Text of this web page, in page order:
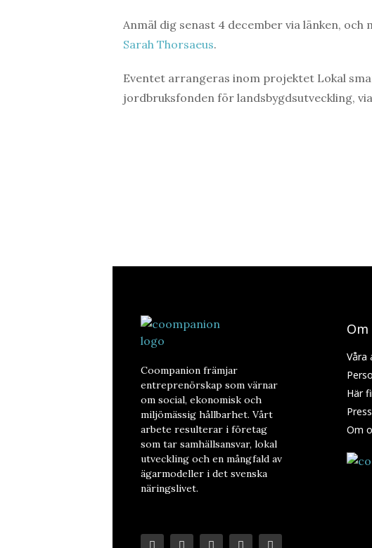
Anmäl dig senast 4 december via länken,
Sarah Thorsaeus.
Eventet arrangeras inom projektet Lokal
jordbruksfonden för landsbygdsutveckling,
Coompanion främjar
entreprenörskap som värnar
om social, ekonomisk och
miljömässig hållbarhet. Vårt
arbete resulterar i företag
som tar samhällsansvar, lokal
utveckling och en mångfald av
ägarmodeller i det svenska
näringslivet.
Våra
Här
Press
Om